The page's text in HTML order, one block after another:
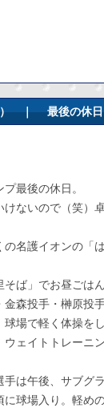
水） ｜最後の休
最後の休日。
ないので（笑）
の名護イオンの「
ば」でお昼ごは
金森投手・榊原投
場で軽く体操を
ウェイトトレーニ
は午後、サブグ
に球場入り。軽め